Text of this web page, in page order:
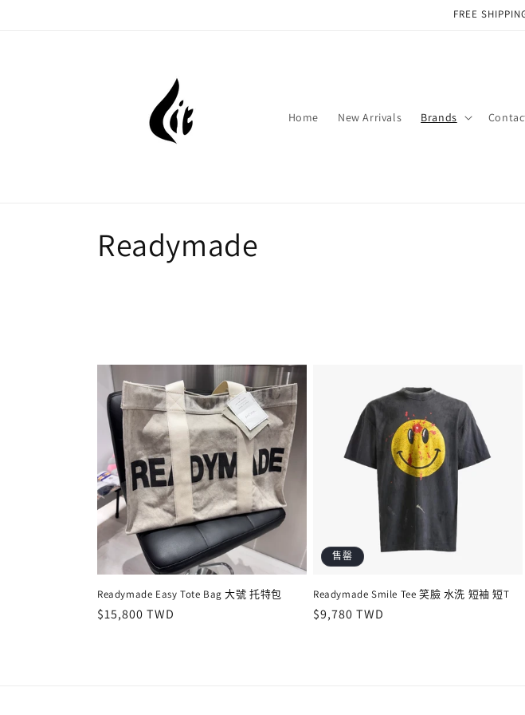
FREE
Home New Arrivals Brands
商
列
Readymade
Readymade Easy Tote Bag 大號 托特包
定
$15,800 TWD
售罄
Readymade Smile Tee 笑臉 水洗 短袖 短T
定
$9,780 TWD